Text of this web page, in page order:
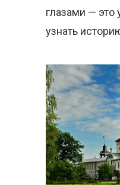
глазами —
узнать